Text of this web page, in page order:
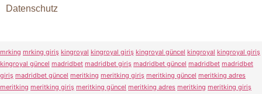
Datenschutz
mrking mrking giriş kingroyal kingroyal giriş kingroyal güncel kingroyal kingroyal giriş
kingroyal güncel madridbet madridbet giriş madridbet güncel madridbet madridbet
giriş madridbet güncel meritking meritking giriş meritking güncel meritking adres
meritking meritking giriş meritking güncel meritking adres meritking meritking giriş